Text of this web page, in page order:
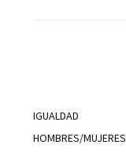
IGUALDAD
HOMBRES/MUJERES